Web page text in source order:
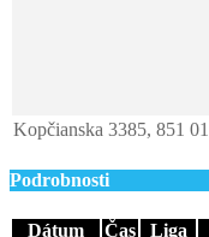
Kopčianska 3385, 851
Podrobnosti
Dátum Čas Liga